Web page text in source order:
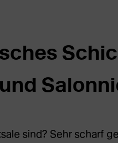
sind? Sehr scharf